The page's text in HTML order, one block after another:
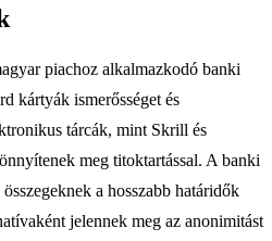
piachoz alkalmazkodó banki
kártyák ismerősséget és
tárcák, mint Skrill és
meg titoktartással. A banki
a hosszabb határidők
jelennek meg az anonimitást